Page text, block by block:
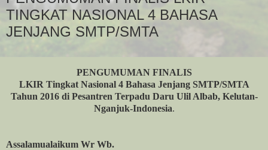
TINGKAT NASIONAL 4 BAHASA
JENJANG SMTP/SMTA
PENGUMUMAN FINALIS
LKIR Tingkat Nasional 4 Bahasa Jenjang SMTP/SMTA
Tahun 2016 di Pesantren Terpadu Daru Ulil Albab, Kelutan-
Nganjuk-Indonesia.
Assalamualaikum Wr Wb.